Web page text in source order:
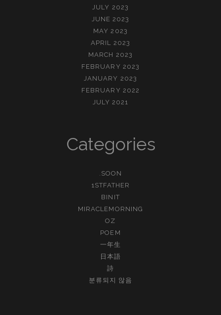
JULY 2023
JUNE 2023
MAY 2023
APRIL 2023
MARCH 2023
FEBRUARY 2023
JANUARY 2023
FEBRUARY 2022
JULY 2021
Categories
.SOON
1STFATHER
BINIT
MIRACLEMORNING
OZ
POEM
一年生
日本語
詩
분류되지 않음